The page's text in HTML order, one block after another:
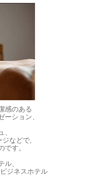
感のある
ション、
、
などで,
です。
ル、
ジネスホテル